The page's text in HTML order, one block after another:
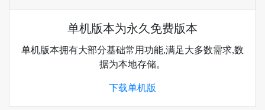
单机版本为永久免费版本
单机版本拥有大部分基础常用功能,满足大多数需求,数
据为本地存储。
下载单机版